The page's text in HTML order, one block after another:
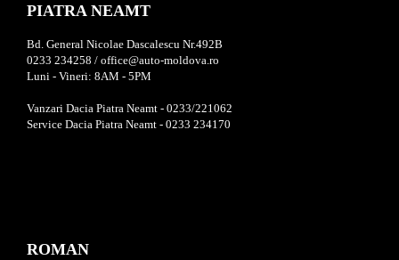
PIATRA NEAMT
Bd. General Nicolae Dascalescu Nr.492B
0233 234258 / office@auto-moldova.ro
Luni - Vineri: 8AM - 5PM
Vanzari Dacia Piatra Neamt - 0233/221062
Service Dacia Piatra Neamt - 0233 234170
ROMAN